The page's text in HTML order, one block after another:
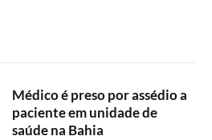
Médico é preso por assédio a
paciente em unidade de
saúde na Bahia